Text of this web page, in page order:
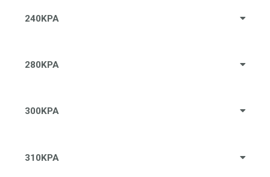
240KPA
280KPA
300KPA
310KPA